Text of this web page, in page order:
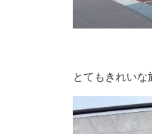
とてもきれいな